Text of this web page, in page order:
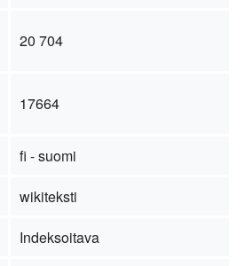
20 704
17664
fi - suomi
wikiteksti
Indeksoitava